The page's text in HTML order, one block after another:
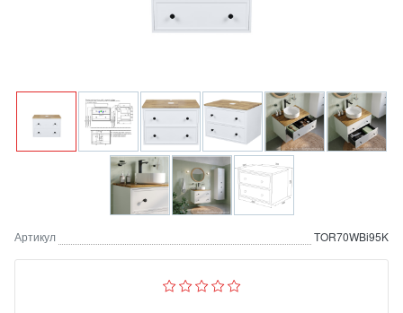
Артикул TOR70WBi95K